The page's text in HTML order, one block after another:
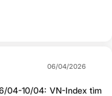
sự xung đột thông tin:
sách kích thích kinh tế,
nước đan xen với rủi
1.770 - 1.780 điểm
lực chốt lời, hạ nhiệt và
lũy quanh biên độ 1.720
06/04/2026
04-10/04: VN-Index tìm